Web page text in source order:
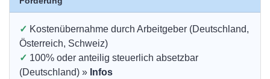
✓ Kostenübernahme durch Arbeitgeber (Deutschland,
Österreich, Schweiz)
✓ 100% oder anteilig steuerlich absetzbar
(Deutschland) » Infos